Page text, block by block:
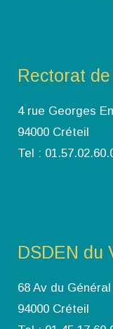
Rectorat
4 rue Georges
94000 Créteil
Tel :
DSDEN du
68 Av du
94000 Créteil